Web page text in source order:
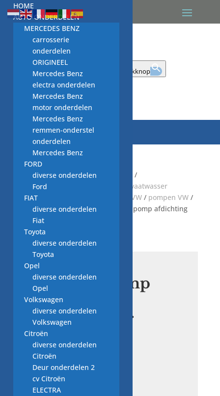
Zoek naar:
Zoekknop
Start/Default Category
/
VAATWASMACHINE
GEBRUIKTE vaatwasser
onderdelen
water huishouding VW/ pompen VW/
rubber afdichtingen VW
/ rubber pomp afdichting
Miele T.Nr. 05229531
rubber pomp
afdichting
Miele T.Nr.
05229531
€5,00
Uitverkocht
HOME
AUTO ONDERDELEN
MERCEDES BENZ
carrosserie
onderdelen
ORIGINEEL
Mercedes Benz
electra onderdelen
Mercedes Benz
motor onderdelen
Mercedes Benz
remmen-onderstel
onderdelen
Mercedes Benz
FORD
diverse onderdelen
Ford
FIAT
diverse onderdelen
Fiat
Toyota
diverse onderdelen
Toyota
Opel
diverse onderdelen
Opel
Volkswagen
diverse onderdelen
Volkswagen
Citroën
diverse onderdelen
Citroën
Deur onderdelen 2
cv Citroën
ELECTRA